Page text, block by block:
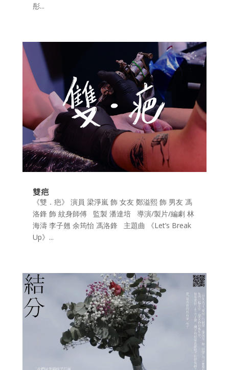
彤...
雙疤
《雙．疤》 演員 梁淨嵐 飾 女友 鄭溢熙 飾 男友 馮
洛鋒 飾 紋身師傅 監製 潘達培 導演/製片/編劇 林
海濤 李子翹 余筠怡 馮洛鋒 主題曲 《Let’s Break
Up》...